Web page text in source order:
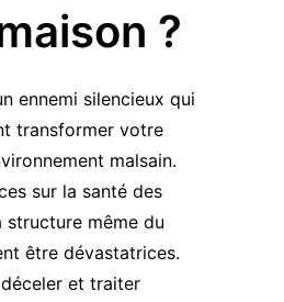
?
ennemi silencieux qui
transformer votre
malsain.
sur la santé des
même du
être dévastatrices.
et traiter